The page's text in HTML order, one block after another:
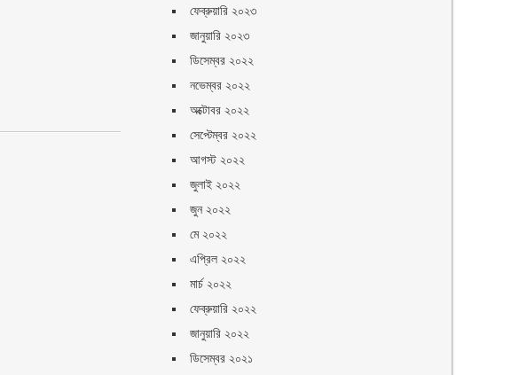
ফেব্রুয়ারি ২০২৩
জানুয়ারি ২০২৩
ডিসেম্বর ২০২২
নভেম্বর ২০২২
অক্টোবর ২০২২
সেপ্টেম্বর ২০২২
আগস্ট ২০২২
জুলাই ২০২২
জুন ২০২২
মে ২০২২
এপ্রিল ২০২২
মার্চ ২০২২
ফেব্রুয়ারি ২০২২
জানুয়ারি ২০২২
ডিসেম্বর ২০২১